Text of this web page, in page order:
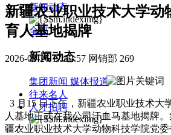
新闻动态
全部
新闻动态
集团新闻 媒体报道
往来名人
人才招聘
新疆农业职业技术大学动
育人基地揭牌
2026-03-26 17:32:57 网销部 269
3 月15 日下午，新疆农业职业技术大
人基地正式在我公司汗血马基地揭牌。
疆农业职业技术大学动物科技学院党